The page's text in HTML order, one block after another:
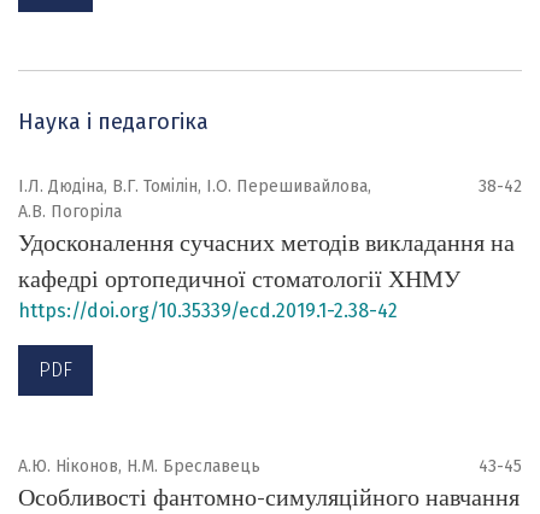
Наука і педагогіка
І.Л. Дюдіна, В.Г. Томілін, І.О. Перешивайлова,
А.В. Погоріла
38-42
Удосконалення сучасних методів викладання на
кафедрі ортопедичної стоматології ХНМУ
https://doi.org/10.35339/ecd.2019.1-2.38-42
PDF
А.Ю. Ніконов, Н.М. Бреславець 43-45
Особливості фантомно-симуляційного навчання